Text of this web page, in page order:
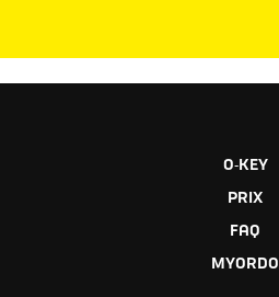
O‑KEY
PRIX
FAQ
MYORDO